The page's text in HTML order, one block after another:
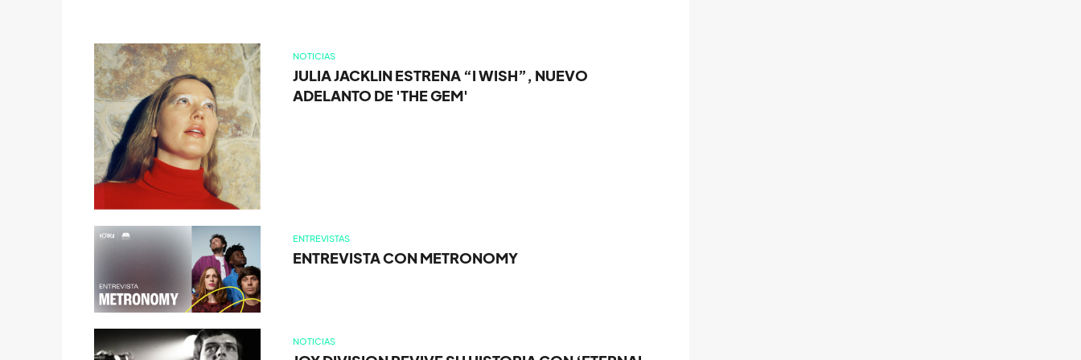
NOTICIAS
JULIA JACKLIN ESTRENA “I WISH”, NUEVO
ADELANTO DE 'THE GEM'
ENTREVISTAS
ENTREVISTA CON METRONOMY
NOTICIAS